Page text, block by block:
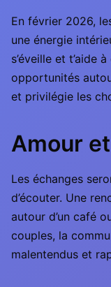
En février 2026,
une énergie
s’éveille et t’aide
opportunités
et privilégie les
Amour
Les échanges
d’écouter. Une
autour d’un café
couples, la
malentendus et